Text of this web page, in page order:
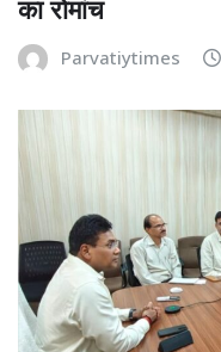
का रोमांच
Parvatiytimes